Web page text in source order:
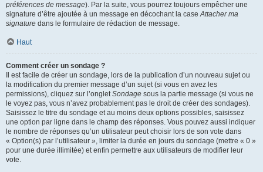
préférences de message). Par la suite, vous pourrez toujours empêcher une
signature d’être ajoutée à un message en décochant la caseAttacher ma
signature dans le formulaire de rédaction de message.
Haut
Comment créer un sondage ?
Il est facile de créer un sondage, lors de la publication d’un nouveau sujet ou
la modification du premier message d’un sujet (si vous en avez les
permissions), cliquez sur l’ongletSondage sous la partie message (si vous ne
le voyez pas, vous n’avez probablement pas le droit de créer des sondages).
Saisissez le titre du sondage et au moins deux options possibles, saisissez
une option par ligne dans le champ des réponses. Vous pouvez aussi indiquer
le nombre de réponses qu’un utilisateur peut choisir lors de son vote dans
« Option(s) par l’utilisateur », limiter la durée en jours du sondage (mettre « 0 »
pour une durée illimitée) et enfin permettre aux utilisateurs de modifier leur
vote.